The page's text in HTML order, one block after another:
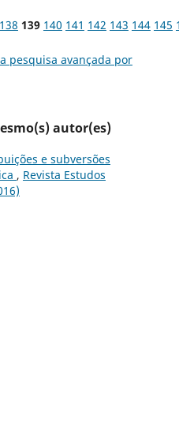
138 139 140 141 142 143 144 145
pesquisa avançada por
autor(es)
e subversões
, Revista Estudos